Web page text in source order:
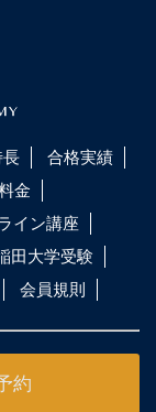
長
合格実績
金
イン講座
田大学受験
会員規則
約